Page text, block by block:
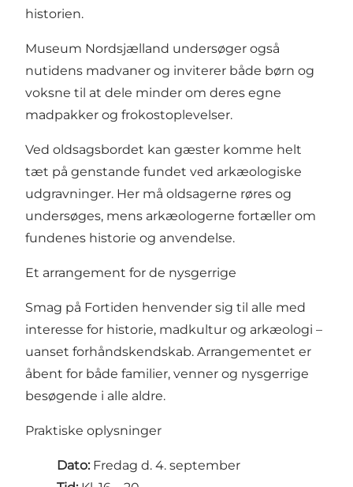
historien.
Museum Nordsjælland undersøger også
nutidens madvaner og inviterer både børn og
voksne til at dele minder om deres egne
madpakker og frokostoplevelser.
Ved oldsagsbordet kan gæster komme helt
tæt på genstande fundet ved arkæologiske
udgravninger. Her må oldsagerne røres og
undersøges, mens arkæologerne fortæller om
fundenes historie og anvendelse.
Et arrangement for de nysgerrige
Smag på Fortiden henvender sig til alle med
interesse for historie, madkultur og arkæologi –
uanset forhåndskendskab. Arrangementet er
åbent for både familier, venner og nysgerrige
besøgende i alle aldre.
Praktiske oplysninger
Dato: Fredag d. 4. september